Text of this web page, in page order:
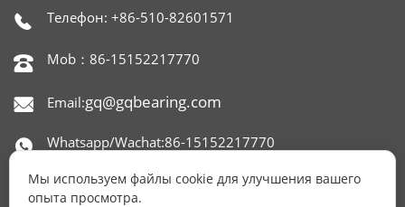
 Телефон: +86-510-82601571
 Mob：86-15152217770
 Email:gq@gqbearing.com
 Whatsapp/Wachat:86-15152217770
 Skype：gqbearing
Мы используем файлы cookie для улучшения вашего
опыта просмотра.